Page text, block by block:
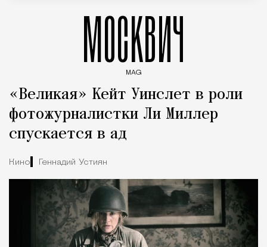
МОСКВИЧ
MAG
«Великая» Кейт Уинслет в роли
фотожурналистки Ли Миллер
спускается в ад
Кино Геннадий Устиян